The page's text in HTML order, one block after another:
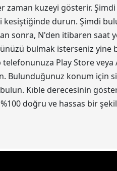
zaman kuzeyi gösterir.
kesiştiğinde durun. Şimdi
sonra, N'den itibaren saat
bulmak isterseniz yine
Play Store
Bulunduğunuz konum için
Kıble derecesinin
doğru ve hassas bir